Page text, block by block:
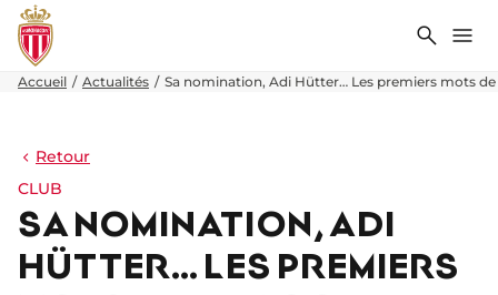
Accueil Actualités Sa nomination, Adi Hütter… Les premiers mots de
Retour
CLUB
SA NOMINATION, ADI
HÜTTER… LES PREMIERS